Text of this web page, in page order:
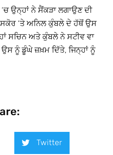
ਉਨ੍ਹਾਂ ਨੇ ਸੈਂਕੜਾ ਲਗਾਉਣ ਦੀ
ਸਕੋਰ ‘ਤੇ ਅਨਿਲ ਕੁੰਬਲੇ ਦੇ ਹੱਥੋਂ ਉਸ
ਸਚਿਨ ਅਤੇ ਕੁੰਬਲੇ ਨੇ ਸਟੀਵ ਵਾ
ਨੂੰ ਡੂੰਘੇ ਜ਼ਖ਼ਮ ਦਿੱਤੇ, ਜਿਨ੍ਹਾਂ ਨੂੰ
Twitter